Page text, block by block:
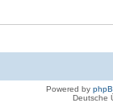
Powered by
Deutsche